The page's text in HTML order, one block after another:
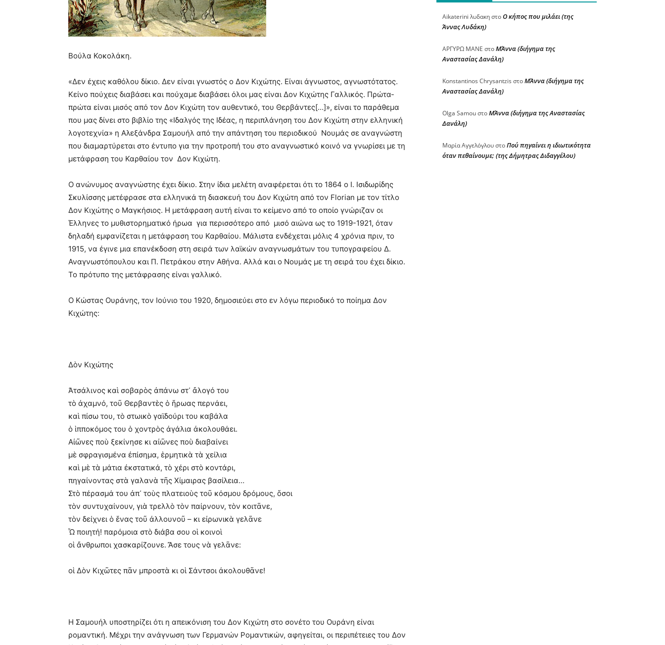
ΚΑΙ
ΤΕΧΝΕΣ
Βούλα Κοκολάκη.
«Δεν έχεις καθόλου δίκιο. Δεν είναι γνωστός ο Δον Κιχώτης. Είναι άγνωστος, αγνωστότατος.
Κείνο πούχεις διαβάσει και πούχαμε διαβάσει όλοι μας είναι Δον Κιχώτης Γαλλικός. Πρώτα-
πρώτα είναι μισός από τον Δον Κιχώτη τον αυθεντικό, του Θερβάντες[…]», είναι το παράθεμα
που μας δίνει στο βιβλίο της «Ιδαλγός της Ιδέας, η περιπλάνηση του Δον Κιχώτη στην ελληνική
λογοτεχνία» η Αλεξάνδρα Σαμουήλ από την απάντηση του περιοδικού Νουμάς σε αναγνώστη
που διαμαρτύρεται στο έντυπο για την προτροπή του στο αναγνωστικό κοινό να γνωρίσει με τη
μετάφραση του Καρθαίου τον Δον Κιχώτη.
Ο ανώνυμος αναγνώστης έχει δίκιο. Στην ίδια μελέτη αναφέρεται ότι το 1864 ο Ι. Ισιδωρίδης
Σκυλίσσης μετέφρασε στα ελληνικά τη διασκευή του Δον Κιχώτη από τον Florian με τον τίτλο
Δον Κιχώτης ο Μαγκήσιος. Η μετάφραση αυτή είναι το κείμενο από το οποίο γνώριζαν οι
Έλληνες το μυθιστορηματικό ήρωα για περισσότερο από μισό αιώνα ως το 1919-1921, όταν
δηλαδή εμφανίζεται η μετάφραση του Καρθαίου. Μάλιστα ενδέχεται μόλις 4 χρόνια πριν, το
1915, να έγινε μια επανέκδοση στη σειρά των λαϊκών αναγνωσμάτων του τυπογραφείου Δ.
Αναγνωστόπουλου και Π. Πετράκου στην Αθήνα. Αλλά και ο Νουμάς με τη σειρά του έχει δίκιο.
Το πρότυπο της μετάφρασης είναι γαλλικό.
Ο Κώστας Ουράνης, τον Ιούνιο του 1920, δημοσιεύει στο εν λόγω περιοδικό το ποίημα Δον
Κιχώτης:
Δὸν Κιχώτης
Ἀτσάλινος καὶ σοβαρὸς ἀπάνω στ᾿ ἄλογό του
τὸ ἀχαμνό, τοῦ Θερβαντὲς ὁ ἥρωας περνάει,
καὶ πίσω του, τὸ στωικὸ γαϊδούρι του καβάλα
ὁ ἱπποκόμος του ὁ χοντρὸς ἀγάλια ἀκολουθάει.
Αἰῶνες ποὺ ξεκίνησε κι αἰῶνες ποὺ διαβαίνει
μὲ σφραγισμένα ἐπίσημα, ἑρμητικὰ τὰ χείλια
καὶ μὲ τὰ μάτια ἐκστατικά, τὸ χέρι στὸ κοντάρι,
πηγαίνοντας στὰ γαλανὰ τῆς Χίμαιρας βασίλεια…
Στὸ πέρασμά του ἀπ᾿ τοὺς πλατειοὺς τοῦ κόσμου δρόμους, ὅσοι
τὸν συντυχαίνουν, γιὰ τρελλὸ τὸν παίρνουν, τὸν κοιτᾶνε,
τὸν δείχνει ὁ ἕνας τοῦ ἀλλουνοῦ – κι εἰρωνικὰ γελᾶνε
Ὦ ποιητή! παρόμοια στὸ διάβα σου οἱ κοινοὶ
οἱ ἄνθρωποι χασκαρίζουνε. Ἄσε τους νὰ γελᾶνε:
οἱ Δὸν Κιχῶτες πᾶν μπροστὰ κι οἱ Σάντσοι ἀκολουθᾶνε!
Η Σαμουήλ υποστηρίζει ότι η απεικόνιση του Δον Κιχώτη στο σονέτο του Ουράνη είναι
ρομαντική. Μέχρι την ανάγνωση των Γερμανών Ρομαντικών, αφηγείται, οι περιπέτειες του Δον
Aikaterini λυδακηστοΟ κήπος που μιλάει (της
Άννας Λυδάκη)
ΑΡΓΥΡΩ ΜΑΝΕ στοΜΆννα (διήγημα της
Αναστασίας Δανάλη)
Konstantinos Chrysantzis στοΜΆννα (διήγημα της
Αναστασίας Δανάλη)
Olga SamouστοΜΆννα (διήγημα της Αναστασίας
Δανάλη)
Μαρία ΑγγελόγλουστοΠού πηγαίνει η ιδιωτικότητα
όταν πεθαίνουμε; (της Δήμητρας Διδαγγέλου)